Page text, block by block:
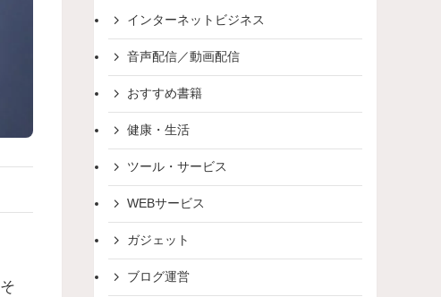
インターネットビジネス
音声配信／動画配信
おすすめ書籍
健康・生活
ツール・サービス
WEBサービス
ガジェット
ブログ運営